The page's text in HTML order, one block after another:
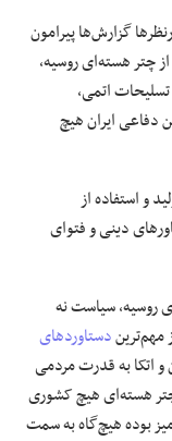
گزارش‌ها پیرامون
از چتر هسته‌ای روسیه،
اتمی،
دفاعی ایران هیچ
و استفاده از
دینی و فتوای
سیاست نه
مهم‌تریندستاوردهای
اتکا به قدرت مردمی
چتر هسته‌ای هیچ کشوری
بوده هیچ‌گاه به سمت